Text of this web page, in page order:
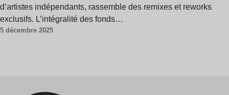
d’artistes indépendants, rassemble des remixes et reworks
exclusifs. L’intégralité des fonds…
5 décembre 2025